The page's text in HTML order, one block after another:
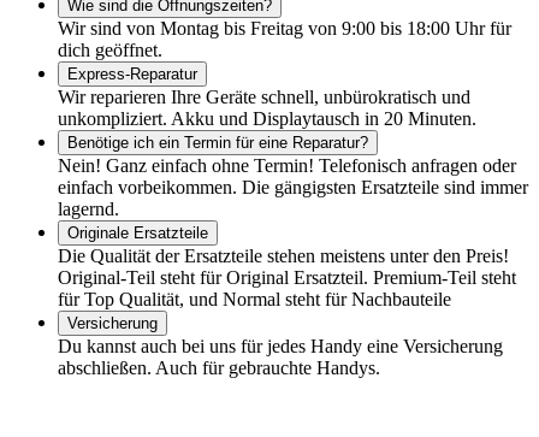
Wie sind die Öffnungszeiten?
Wir sind von Montag bis Freitag von 9:00 bis 18:00 Uhr für
dich geöffnet.
Express-Reparatur
Wir reparieren Ihre Geräte schnell, unbürokratisch und
unkompliziert. Akku und Displaytausch in 20 Minuten.
Benötige ich ein Termin für eine Reparatur?
Nein! Ganz einfach ohne Termin! Telefonisch anfragen oder
einfach vorbeikommen. Die gängigsten Ersatzteile sind immer
lagernd.
Originale Ersatzteile
Die Qualität der Ersatzteile stehen meistens unter den Preis!
Original-Teil steht für Original Ersatzteil. Premium-Teil steht
für Top Qualität, und Normal steht für Nachbauteile
Versicherung
Du kannst auch bei uns für jedes Handy eine Versicherung
abschließen. Auch für gebrauchte Handys.